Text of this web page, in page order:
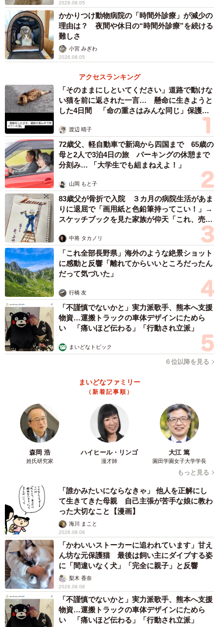
た後、もうろうとしながら自力で歩き何とか車の来ない中
央分離帯に座りこみました。その後愛護会さんに保護され
ましたが3日後に亡くなりました。それから交通事故やゴミ
の誤食など奈良公園の鹿がおかれている現状をさらに知
園へ行く頻度が増えてきたんです」
──今回の鹿がビニール袋に入ったままのアンパンを必死に
食べようとしていたという投稿。鹿は食べずに無事だった
とのことですが、こうしたゴミも含めた誤食の問題につい
て、最近海外からの観光客も増えてマナーを知らず鹿が誤
食してしまう事例が増えているのでしょうか？
「奈良公園にはほぼゴミ箱がないためポイ捨てが多くゴミ
を食べ物と間違って食べてしまった鹿が命を落とすという
ことが起こっています。それを少しでも防ぐため多くのボ
ランティアさんがゴミ拾いをされています。よく捨てられ
てるのはファーストフード店のカップやお菓子の袋、ウェ
ットティッシュ、ペットボトル、アイスの包み、吸い殻、
パンフレットなどで特に食べ物のにおいの付いた容器や袋
は鹿の命にかかわりますので絶対に捨てないでいただきた
いです。ウェットティッシュは靴に付いた鹿の糞をふき取
ってそのまま捨てていく人を見かけます。先日は鹿をわざ
わざおびき寄せてゴミを投げ与えるというあまりにもひど
い行為をする観光客もいました。
また故意にでなくても鹿せんべいを入れてるビニール袋や
お菓子などを袋ごと鹿に取られてしまう場面もよく見かけ
ますので注意していただきたいです。このゴミ問題ですが
先日の県議会でも取り上げられ対策が少し動きだしたよう
です。他の観光地ではいっぱいになったゴミ箱を圧縮でき
るスマートゴミ箱が試験的に導入されていて、奈良公園で
も設置されれば効果が期待できるのでないかと思います」
2026.08.05
かかりつけ動物病院の「時間外診療」が減少の
理由は？ 夜間や休日の“時間外診療”を続ける
難しさ
小宮 みぎわ
2026.08.05
アクセスランキング
「そのままにしといてください」道路で動けな
い猫を前に返された一言… 懸命に生きようと
した4日間 「命の重さはみんな同じ」保護団
渡辺 晴子
72歳父、軽自動車で新潟から四国まで 65歳の
母と2人で3泊4日の旅 パーキングの休憩まで
分刻み… 「大学生でも組まねえよ！」
山岡 もと子
83歳父が骨折で入院 ３カ月の病院生活があま
りに退屈で「画用紙と色鉛筆持ってこい！」→
スケッチブックを見た家族が仰天「これ、売れ
中将 タカノリ
「これ全部長野県」海外のような絶景ショット
に感動と反響「離れてからいいところだったん
だって気づいた」
行橋 友
「不謹慎でないかと」実力派歌手、熊本へ支援
物資…運搬トラックの車体デザインにためら
い 「痛いほど伝わる」「行動され立派」
まいどなトピック
６位以降を見る
まいどなファミリー
（新着記事順）
森岡 浩
姓氏研究家
ハイヒール・リンゴ
漫才師
大江 篤
園田学園女子大学学長
もっと見る
「誰かみたいにならなきゃ」 他人を正解にし
て生きてきた母親 自己主張が苦手な娘に教わ
った大切なこと【漫画】
海川 まこと
2026.08.06
「かわいいストーカーに追われています」甘え
ん坊な元保護猫 最後は飼い主にダイブする姿
に「間違いなく犬」「完全に親子」と反響
梨木 香奈
2026.08.06
「不謹慎でないかと」実力派歌手、熊本へ支援
物資…運搬トラックの車体デザインにためら
い 「痛いほど伝わる」「行動され立派」